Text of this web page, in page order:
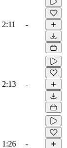
2:11 -
2:13 -
1:26 -